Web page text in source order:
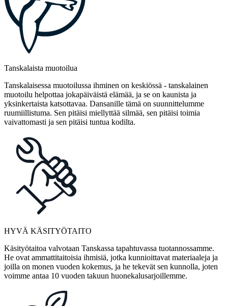
Tanskalaista muotoilua
Tanskalaisessa muotoilussa ihminen on keskiössä - tanskalainen
muotoilu helpottaa jokapäiväistä elämää, ja se on kaunista ja
yksinkertaista katsottavaa. Dansanille tämä on suunnittelumme
ruumiillistuma. Sen pitäisi miellyttää silmää, sen pitäisi toimia
vaivattomasti ja sen pitäisi tuntua kodilta.
HYVÄ KÄSITYÖTAITO
Käsityötaitoa valvotaan Tanskassa tapahtuvassa tuotannossamme.
He ovat ammattitaitoisia ihmisiä, jotka kunnioittavat materiaaleja ja
joilla on monen vuoden kokemus, ja he tekevät sen kunnolla, joten
voimme antaa 10 vuoden takuun huonekalusarjoillemme.